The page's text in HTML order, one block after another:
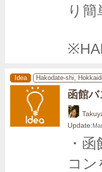
り
Idea Hakodate-shi,
函館
Update:
・
コン